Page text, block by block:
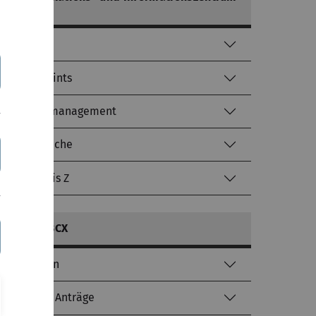
Service-Points
Literatursuche
kiz von A bis Z
mehr zu: 3CX
Anleitungen
Aufträge & Anträge